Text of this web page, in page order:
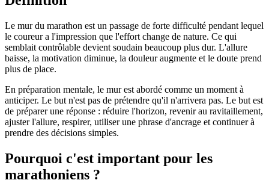
Le mur du marathon est un passage de forte difficulté pendant lequel
le coureur a l'impression que l'effort change de nature. Ce qui
semblait contrôlable devient soudain beaucoup plus dur. L'allure
baisse, la motivation diminue, la douleur augmente et le doute prend
plus de place.
En préparation mentale, le mur est abordé comme un moment à
anticiper. Le but n'est pas de prétendre qu'il n'arrivera pas. Le but est
de préparer une réponse : réduire l'horizon, revenir au ravitaillement,
ajuster l'allure, respirer, utiliser une phrase d'ancrage et continuer à
prendre des décisions simples.
Pourquoi c'est important pour les
marathoniens ?